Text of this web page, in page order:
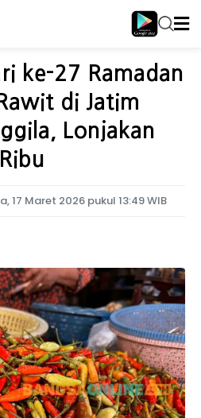
ke-27 Ramadan
di Jatim
Lonjakan
17 Maret 2026 pukul 13:49 WIB